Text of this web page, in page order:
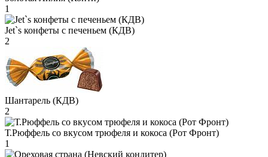
1
Jet`s конфеты с печеньем (КДВ)
2
Шантарель (КДВ)
2
Т.Рюффель со вкусом трюфеля и кокоса (Рот Фронт)
1